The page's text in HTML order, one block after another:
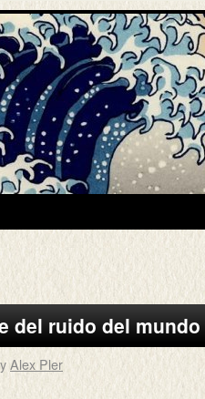
del ruido del mundo
Alex Pler